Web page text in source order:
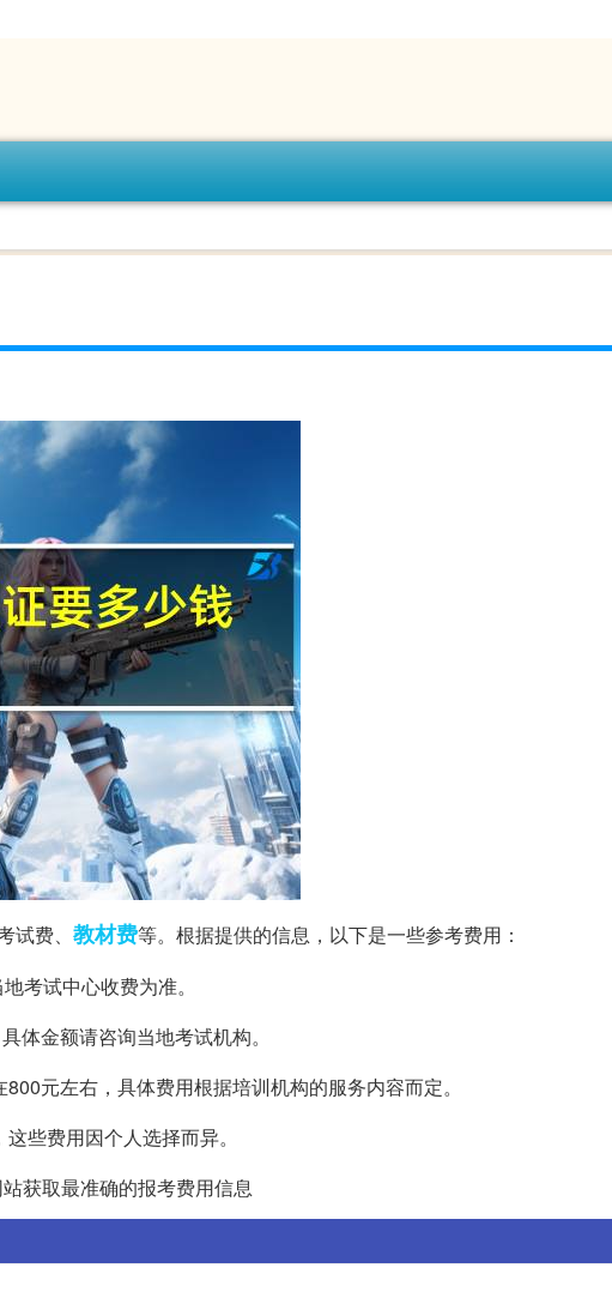
费、 教材费等。根据提供的信息，以下是一些参考费用：
考试中心收费为准。
体金额请咨询当地考试机构。
元左右，具体费用根据培训机构的服务内容而定。
些费用因个人选择而异。
获取最准确的报考费用信息